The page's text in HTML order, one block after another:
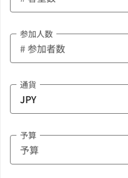
参加人数
通貨
予算